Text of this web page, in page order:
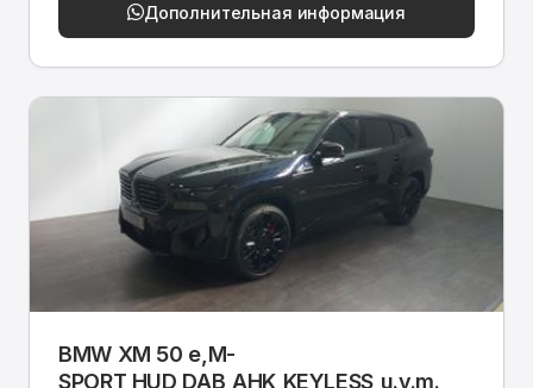
Дополнительная информация
BMW XM 50 e,M-
SPORT,HUD,DAB,AHK,KEYLESS,u.v.m.